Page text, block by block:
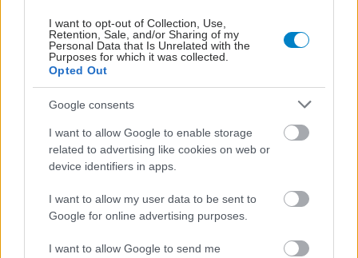
I want to opt-out of Collection, Use,
Retention, Sale, and/or Sharing of my
Personal Data that Is Unrelated with the
Purposes for which it was collected.
Opted Out
Google consents
I want to allow Google to enable storage
related to advertising like cookies on web or
device identifiers in apps.
I want to allow my user data to be sent to
Google for online advertising purposes.
I want to allow Google to send me